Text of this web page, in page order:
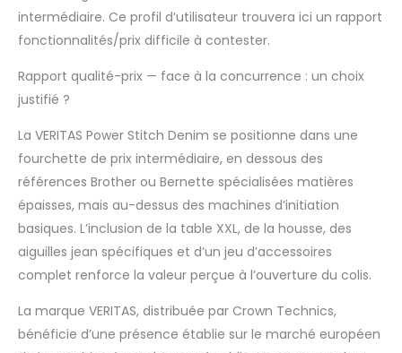
intermédiaire. Ce profil d’utilisateur trouvera ici un rapport
fonctionnalités/prix difficile à contester.
Rapport qualité-prix — face à la concurrence : un choix
justifié ?
La VERITAS Power Stitch Denim se positionne dans une
fourchette de prix intermédiaire, en dessous des
références Brother ou Bernette spécialisées matières
épaisses, mais au-dessus des machines d’initiation
basiques. L’inclusion de la table XXL, de la housse, des
aiguilles jean spécifiques et d’un jeu d’accessoires
complet renforce la valeur perçue à l’ouverture du colis.
La marque VERITAS, distribuée par Crown Technics,
bénéficie d’une présence établie sur le marché européen